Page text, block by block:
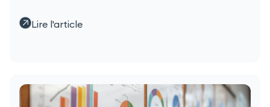
Lire l'article